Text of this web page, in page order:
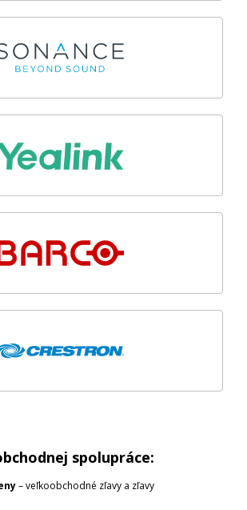
spolupráce:
– veľkoobchodné zľavy a zľavy